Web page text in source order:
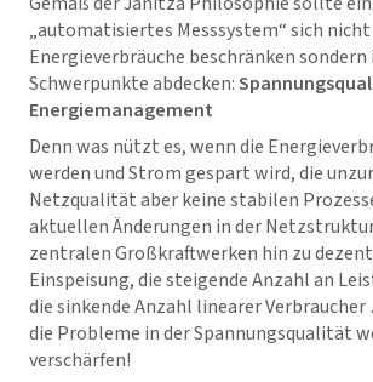
„automatisiertes Messsystem“ sich nicht
Energieverbräuche beschränken
Schwerpunkte abdecken:
Energiemanagement
Denn was nützt es, wenn die
werden und Strom gespart wird, die
Netzqualität aber keine stabilen
aktuellen Änderungen in der
zentralen Großkraftwerken hin zu
Einspeisung, die steigende Anzahl an
die sinkende Anzahl linearer
die Probleme in der Spannungsqualität
verschärfen!